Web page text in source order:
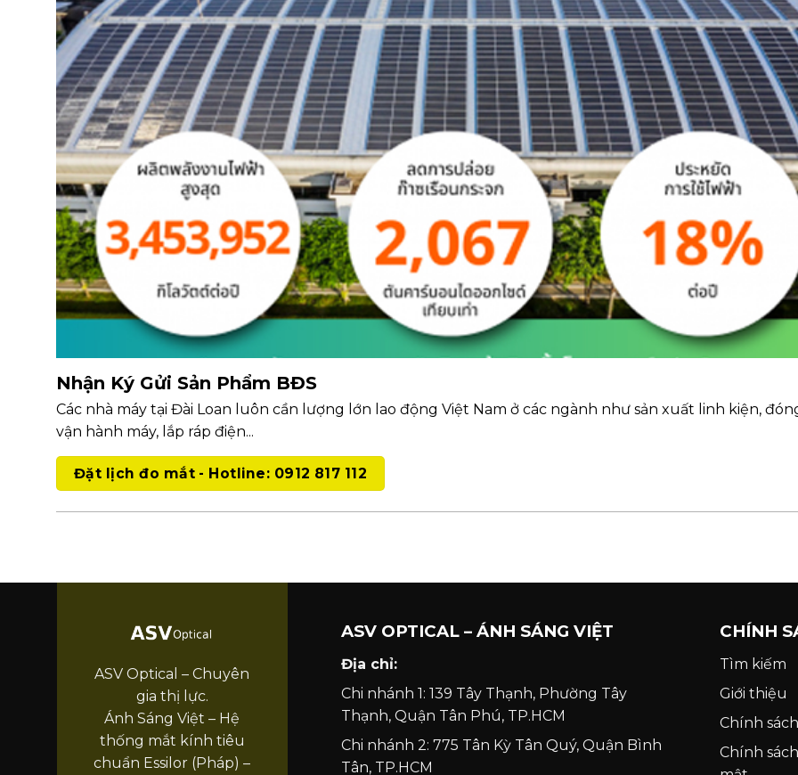
Nhận Ký Gửi Sản Phẩm BĐS
Các nhà máy tại Đài Loan luôn cần lượng lớn lao động Việt Nam ở các ngành như sản xuất linh kiện,
vận hành máy, lắp ráp điện...
Đặt lịch đo mắt - Hotline: 0912 817 112
ASV Optical – Chuyên
gia thị lực.
Ánh Sáng Việt – Hệ
thống mắt kính tiêu
chuẩn Essilor (Pháp) –
ASV OPTICAL – ÁNH SÁNG VIỆT
Địa chỉ:
Chi nhánh 1: 139 Tây Thạnh, Phường Tây
Thạnh, Quận Tân Phú, TP.HCM
Chi nhánh 2: 775 Tân Kỳ Tân Quý, Quận Bình
Tân, TP.HCM
CHÍNH
Tìm kiếm
Giới thiệu
Chính
Chính